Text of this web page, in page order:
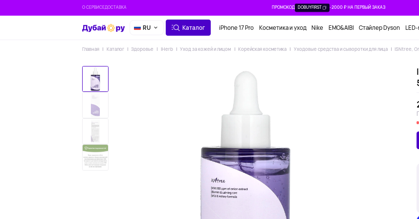
О СЕРВИСЕДОСТАВКА ПРОМОКОД DOBUYFIRST -2000 ₽ НА ПЕРВЫЙ ЗАКАЗ
RU Каталог iPhone 17 Pro Косметика и уход Nike EMO&AIBI Стайлер Dyson
Главная Каталог Здоровье IHerb Уход за кожей и лицом Корейская косметика Уходовые средства и сыворотки для лица ISNtree,